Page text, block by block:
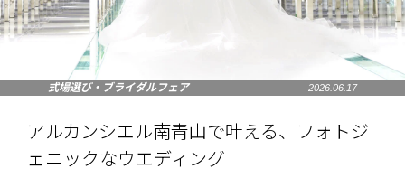
式場選び・ブライダルフェア 2026.06.17
アルカンシエル南青山で叶える、フォトジ
ェニックなウエディング